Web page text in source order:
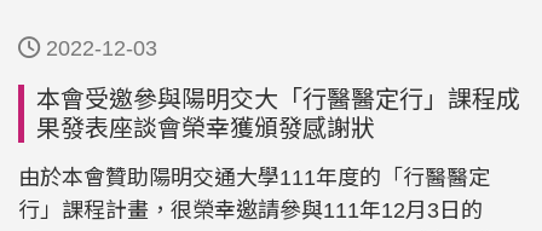
2022-12-03
本會受邀參與陽明交大「行醫醫定行」課程成
果發表座談會榮幸獲頒發感謝狀
由於本會贊助陽明交通大學111年度的「行醫醫定
行」課程計畫，很榮幸邀請參與111年12月3日的